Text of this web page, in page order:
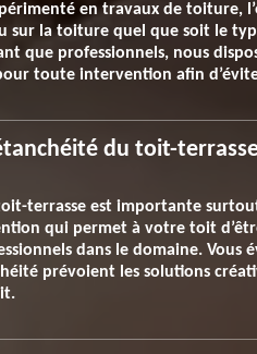
en travaux de toiture,
sur la toiture quel que soit le
que professionnels, nous
toute intervention afin
du toit-
terrasse est importante
qui permet à votre toit
dans le domaine.
prévoient les solutions